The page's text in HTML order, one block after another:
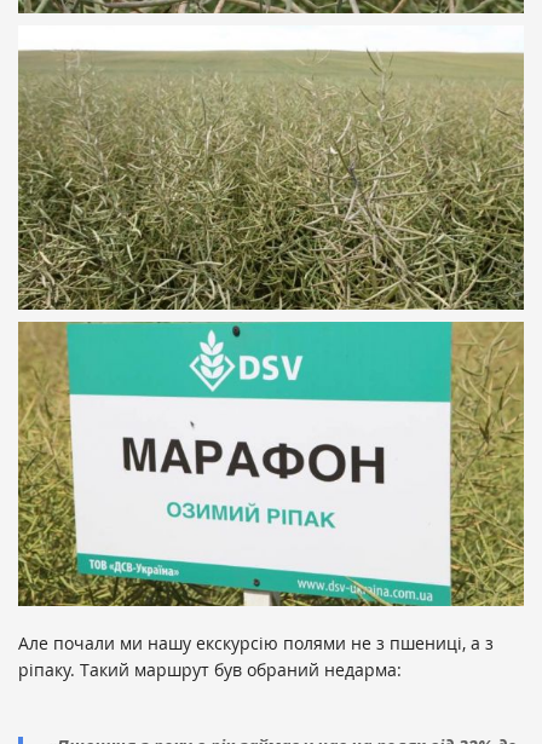
Але почали ми нашу екскурсію полями не з пшениці, а з
ріпаку. Такий маршрут був обраний недарма: